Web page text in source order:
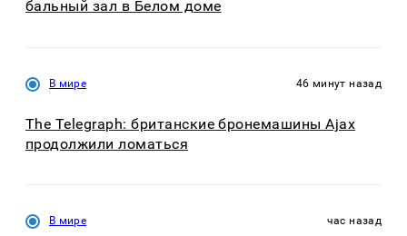
бальный зал в Белом доме
В мире 46 минут назад
The Telegraph: британские бронемашины Ajax
продолжили ломаться
В мире час назад